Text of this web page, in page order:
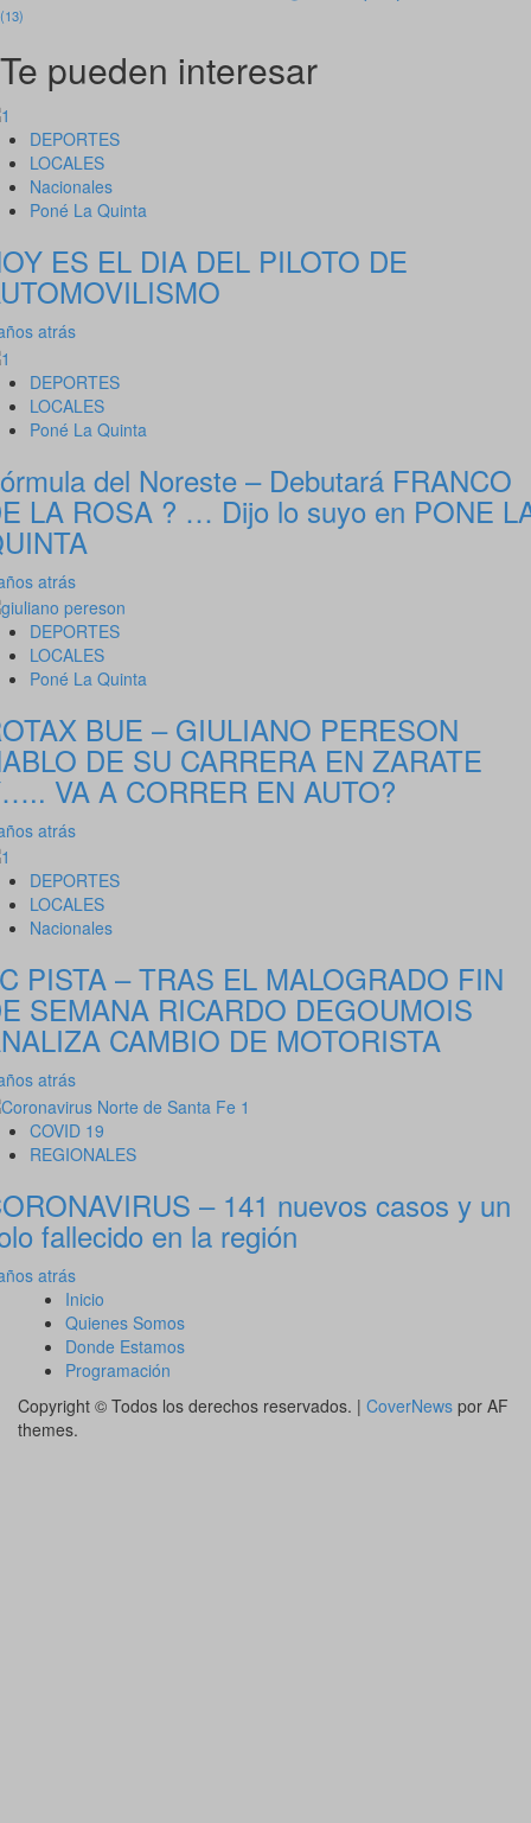
(13)
Te pueden interesar
DEPORTES
LOCALES
Nacionales
Poné La Quinta
ES EL DIA DEL PILOTO DE
atrás
DEPORTES
LOCALES
Poné La Quinta
del Noreste – Debutará FRANCO
LA ROSA ? … Dijo lo suyo en PONE
atrás
DEPORTES
LOCALES
Poné La Quinta
BUE – GIULIANO PERESON
DE SU CARRERA EN ZARATE
VA A CORRER EN AUTO?
atrás
DEPORTES
LOCALES
Nacionales
PISTA – TRAS EL MALOGRADO FIN
SEMANA RICARDO DEGOUMOIS
CAMBIO DE MOTORISTA
atrás
COVID 19
REGIONALES
– 141 nuevos casos y un
fallecido en la región
atrás
Inicio
Quienes Somos
Donde Estamos
Programación
Copyright © Todos los derechos reservados. | CoverNews por AF
themes.